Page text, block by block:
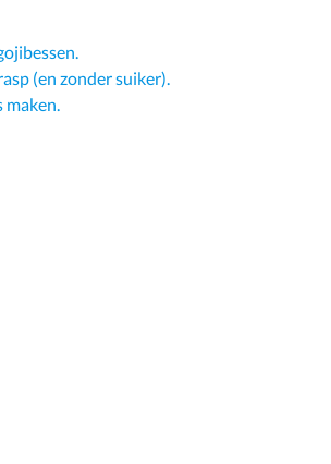
(en zonder suiker).